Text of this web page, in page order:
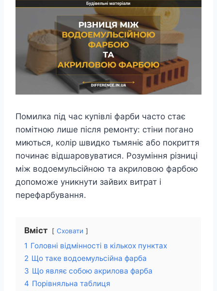
Помилка під час купівлі фарби часто стає
помітною лише після ремонту: стіни погано
миються, колір швидко тьмяніє або покриття
починає відшаровуватися. Розуміння різниці
між водоемульсійною та акриловою фарбою
допоможе уникнути зайвих витрат і
перефарбування.
Вміст Сховати
1 Головні відмінності в кількох пунктах
2 Що таке водоемульсійна фарба
3 Що являє собою акрилова фарба
4 Порівняльна таблиця